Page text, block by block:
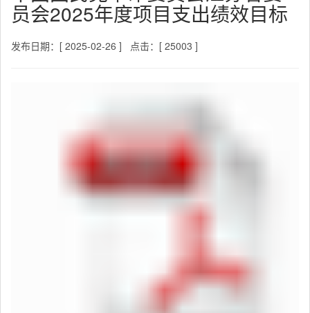
员会2025年度项目支出绩效目标
发布日期：[ 2025-02-26 ] 点击：[ 25003 ]